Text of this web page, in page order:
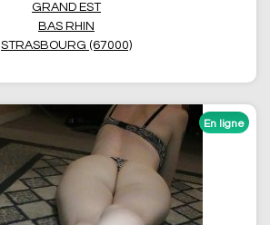
GRAND EST
BAS RHIN
STRASBOURG (67000)